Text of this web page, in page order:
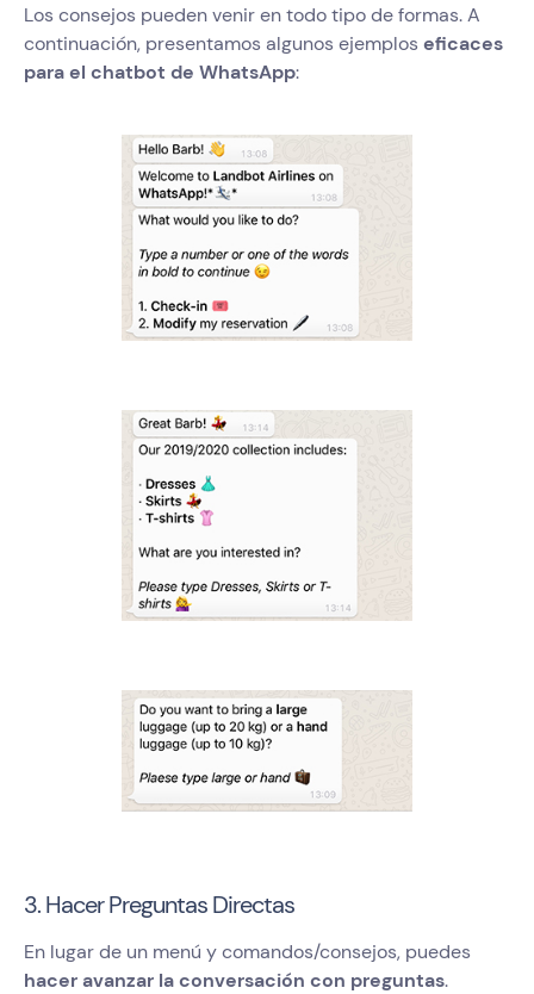
Los consejos pueden venir en todo tipo de formas. A
continuación, presentamos algunos ejemplos eficaces
para el chatbot de WhatsApp:
3. Hacer Preguntas Directas
En lugar de un menú y comandos/consejos, puedes
hacer avanzar la conversación con preguntas.